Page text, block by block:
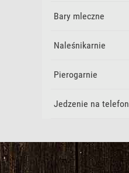
Bary mleczne
Naleśnikarnie
Pierogarnie
Jedzenie na telefon